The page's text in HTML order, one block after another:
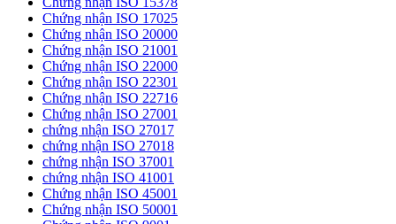
Chứng nhận ISO 17025
Chứng nhận ISO 20000
Chứng nhận ISO 21001
Chứng nhận ISO 22000
Chứng nhận ISO 22301
Chứng nhận ISO 22716
Chứng nhận ISO 27001
chứng nhận ISO 27017
chứng nhận ISO 27018
chứng nhận ISO 37001
chứng nhận ISO 41001
Chứng nhận ISO 45001
Chứng nhận ISO 50001